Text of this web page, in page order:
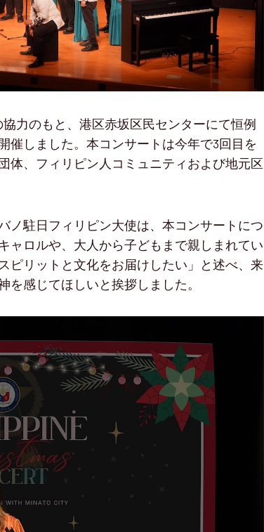
力のもと、港区赤坂区民センターにて恒例
催しました。本コンサートは今年で3回目を
体、フィリピン人コミュニティおよび地元区
ノ駐日フィリピン大使は、本コンサートにつ
ャロルや、大人から子どもまで親しまれてい
ピリットと文化をお届けしたい」と述べ、来
感じてほしいと挨拶しました。